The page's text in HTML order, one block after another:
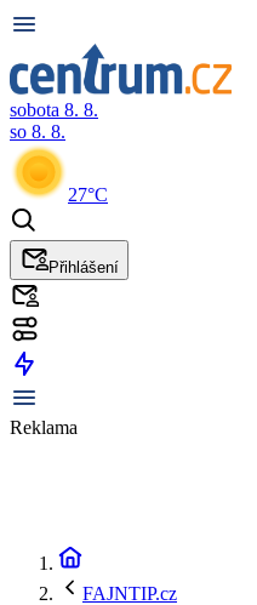
sobota 8. 8.
so 8. 8.
27°C
Přihlášení
Reklama
FAJNTIP.cz